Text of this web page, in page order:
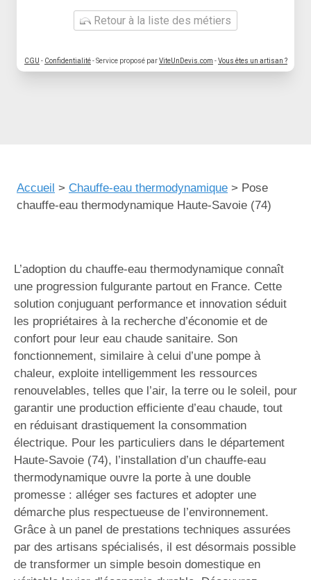
Retour à la liste des métiers
CGU - Confidentialité- Service proposé parViteUnDevis.com -Vous êtes un artisan ?
Accueil > Chauffe-eau thermodynamique > Pose
chauffe-eau thermodynamique Haute-Savoie (74)
L’adoption du chauffe-eau thermodynamique connaît
une progression fulgurante partout en France. Cette
solution conjuguant performance et innovation séduit
les propriétaires à la recherche d’économie et de
confort pour leur eau chaude sanitaire. Son
fonctionnement, similaire à celui d’une pompe à
chaleur, exploite intelligemment les ressources
renouvelables, telles que l’air, la terre ou le soleil, pour
garantir une production efficiente d’eau chaude, tout
en réduisant drastiquement la consommation
électrique. Pour les particuliers dans le département
Haute-Savoie (74), l’installation d’un chauffe-eau
thermodynamique ouvre la porte à une double
promesse : alléger ses factures et adopter une
démarche plus respectueuse de l’environnement.
Grâce à un panel de prestations techniques assurées
par des artisans spécialisés, il est désormais possible
de transformer un simple besoin domestique en